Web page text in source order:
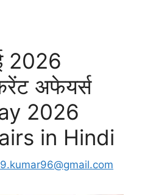
2026
अफेयर्स
2026
in Hindi